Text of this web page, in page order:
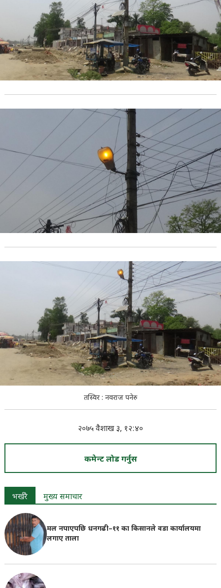
तस्विर : नवराज पनेरु
२०७५ वैशाख ३, १२:४०
कमेन्ट लोड गर्नुस
भर्खरै मुख्य समाचार
मल नपाएपछि धनगढी–११ का किसानले वडा कार्यालयमा
लगाए ताला